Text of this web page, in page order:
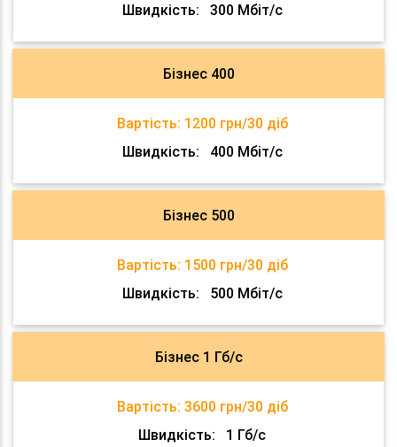
Швидкість:
300 Мбіт/с
Бізнес 400
Вартість: 1200 грн/30 діб
Швидкість:
400 Мбіт/с
Бізнес 500
Вартість: 1500 грн/30 діб
Швидкість:
500 Мбіт/с
Бізнес 1 Гб/с
Вартість: 3600 грн/30 діб
Швидкість:
1 Гб/с